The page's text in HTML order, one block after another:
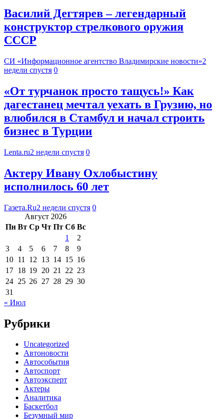
Василий Дегтярев – легендарный
конструктор стрелкового оружия
СССР
СИ «Информационное агентство Владимирские новости»2
недели спустя 0
«От турчанок просто тащусь!» Как
дагестанец мечтал уехать в Грузию, но
влюбился в Стамбул и начал строить
бизнес в Турции
Lenta.ru2 недели спустя 0
Актеру Ивану Охлобыстину
исполнилось 60 лет
Газета.Ru2 недели спустя 0
Август 2026
Пн Вт Ср Чт Пт Сб Вс
1
2
3
4 5 6 7 8
9
10 11 12 13 14 15 16
17 18 19 20 21 22 23
24 25 26 27 28 29 30
31
« Июл
Рубрики
Uncategorized
Автоновости
Автособытия
Автоспорт
Автоэксперт
Актеры
Аналитика
Баскетбол
Безумный мир